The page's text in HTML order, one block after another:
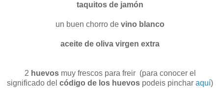
taquitos de jamón
un buen chorro de vino blanco
aceite de oliva virgen extra
2 huevosmuy frescos para freir (para conocer el
significado del código de los huevos podeis pinchar aquí)